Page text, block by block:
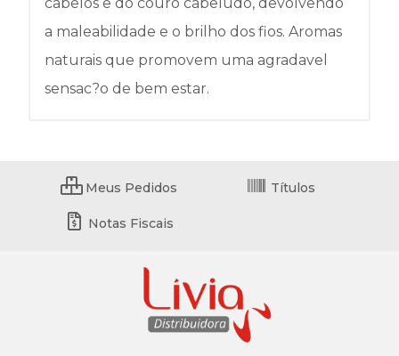
a maleabilidade e o brilho dos fios. Aromas
naturais que promovem uma agradavel
sensac?o de bem estar.
Meus Pedidos Títulos
Notas Fiscais